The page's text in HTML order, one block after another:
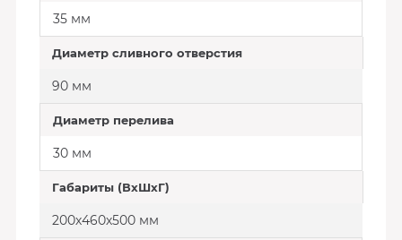
35 мм
Диаметр сливного отверстия
90 мм
Диаметр перелива
30 мм
Габариты (ВхШхГ)
200х460х500 мм